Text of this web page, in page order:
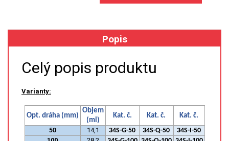
UV-VIS FLUO
DETEKTORY HPLC
Popis
Celý popis produktu
Varianty:
Opt. dráha (mm)
Objem
(ml)
Kat. č. Kat. č.
Kat. č.
50
14,1 34S-G-50 34S-Q-50
34S-I-50